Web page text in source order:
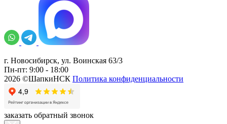
г. Новосибирск, ул. Воинская 63/3
Пн-пт: 9:00 - 18:00
2026 ©ШапкиНСК Политика конфиденциальности
заказать обратный звонок